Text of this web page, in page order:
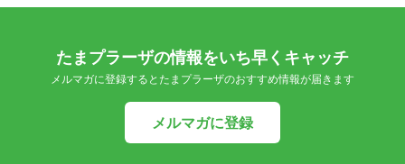
たまプラーザの情報をいち早くキャッチ
メルマガに登録するとたまプラーザのおすすめ情報が届きます
メルマガに登録